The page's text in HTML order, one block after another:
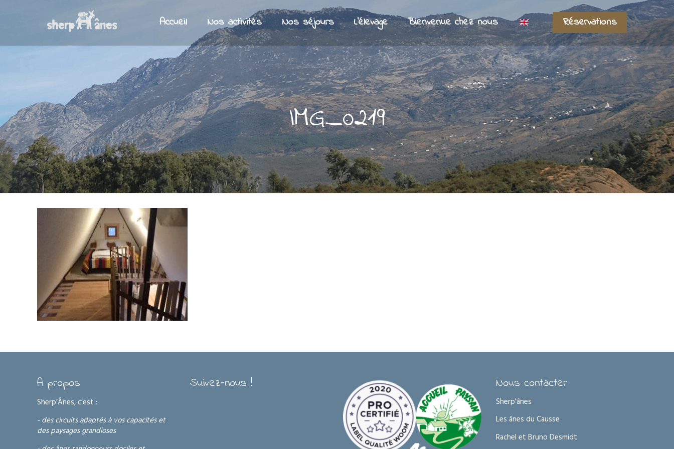
Accueil Nos activités Nos séjours L’élevage Bienvenue chez nous Réservations
IMG_0219
A propos
Sherp’Ânes, c’est :
- des circuits adaptés à vos capacités et
des paysages grandioses
Suivez-nous ! Nous contacter
Sherp'ânes
Les ânes du Causse
Rachel et Bruno Desmidt